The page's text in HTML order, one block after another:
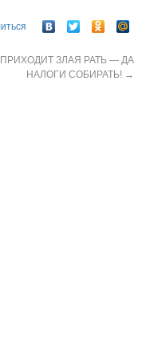
ПРИХОДИТ ЗЛАЯ РАТЬ — ДА
НАЛОГИ СОБИРАТЬ! →